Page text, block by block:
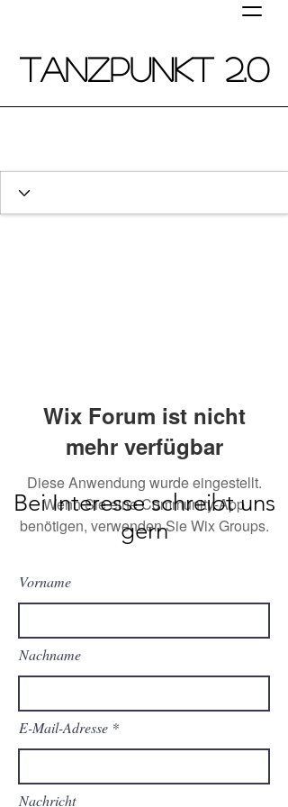
Tanzpunkt 2.0
Wix Forum ist nicht
mehr verfügbar
Diese Anwendung wurde eingestellt.
Wenn Sie eine Community-App
benötigen, verwenden Sie Wix Groups.
Bei Interesse schreibt uns
gern
Vorname
Nachname
E-Mail-Adresse
Nachricht